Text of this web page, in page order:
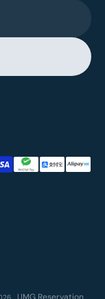
UMG Reservation